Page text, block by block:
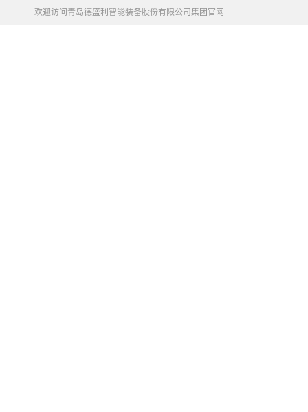
欢迎访问青岛德盛利智能装备股份有限公司集团官网